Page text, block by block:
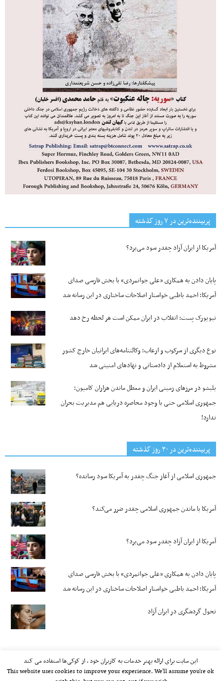
پربیننده‌ترین‌ در ۷ روز گذشته
آمریکا از ایران آزاد چقدر سود می‌برد؟
پایان دادن به همکاری «علی جوانمردی» با بخش فارسی صدای
آمریکا؛ احمد باطبی خواستار اصلاحات ساختاری در این رسانه شد
نیویورک پست: انقلاب در ایران ممکن است هر لحظه رخ دهد
نوع دیگری از سرکوب و ارعاب؛ وکالتنامه‌های ایرانیان خارج کشور
مشروط به استعلام از دادستانی و نهادهای امنیتی شد
بلبشو در مرزهای زمینی ایران و معطل ماندن هزاران کامیون؛
جمهوری اسلامی حتی با وجود محاصره دریایی هم مدیریت بحران
ندارد!
پربیننده‌ترین‌ در ۳۰ روز گذشته
جمهوری اسلامی از آغاز جنگ چقدر به آمریکا سود رسانده؟
آمریکا با ماندن جمهوری اسلامی چقدر ضرر می‌کند؟
آمریکا از ایران آزاد چقدر سود می‌برد؟
پایان دادن به همکاری «علی جوانمردی» با بخش فارسی صدای
آمریکا؛ احمد باطبی خواستار اصلاحات ساختاری در این رسانه شد
تحول گردشگری در ایران آزاد
این سایت برای ارائه بهتر خدمات به کاربران خود ، از کوکی‌ها استفاده می کند
This website uses cookies to improve your experience. We'll assume you're ok